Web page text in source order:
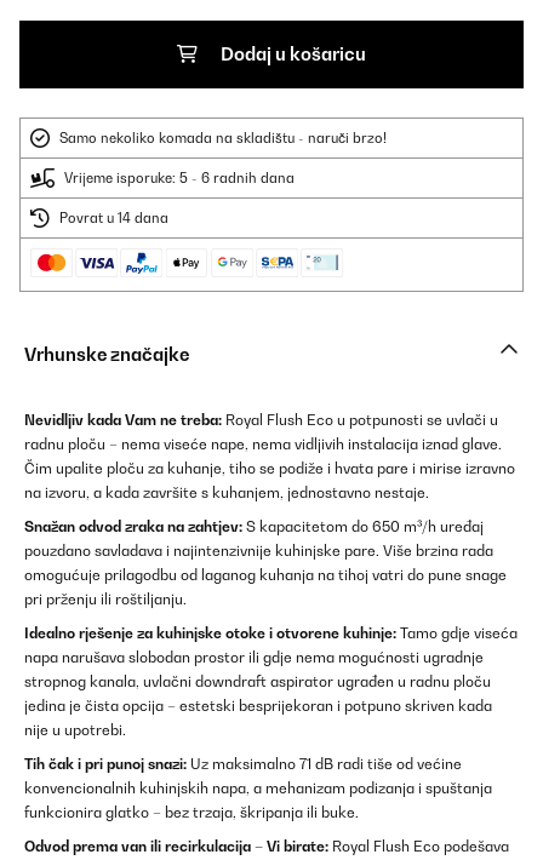
Dodaj u košaricu
Samo nekoliko komada na skladištu - naruči brzo!
Vrijeme isporuke: 5 - 6 radnih dana
Povrat u 14 dana
Vrhunske značajke
Nevidljiv kada Vam ne treba: Royal Flush Eco u potpunosti se uvlači u
radnu ploču – nema viseće nape, nema vidljivih instalacija iznad glave.
Čim upalite ploču za kuhanje, tiho se podiže i hvata pare i mirise izravno
na izvoru, a kada završite s kuhanjem, jednostavno nestaje.
Snažan odvod zraka na zahtjev: S kapacitetom do 650 m³/h uređaj
pouzdano savladava i najintenzivnije kuhinjske pare. Više brzina rada
omogućuje prilagodbu od laganog kuhanja na tihoj vatri do pune snage
pri prženju ili roštiljanju.
Idealno rješenje za kuhinjske otoke i otvorene kuhinje: Tamo gdje viseća
napa narušava slobodan prostor ili gdje nema mogućnosti ugradnje
stropnog kanala, uvlačni downdraft aspirator ugrađen u radnu ploču
jedina je čista opcija – estetski besprijekoran i potpuno skriven kada
nije u upotrebi.
Tih čak i pri punoj snazi: Uz maksimalno 71 dB radi tiše od većine
konvencionalnih kuhinjskih napa, a mehanizam podizanja i spuštanja
funkcionira glatko – bez trzaja, škripanja ili buke.
Odvod prema van ili recirkulacija – Vi birate: Royal Flush Eco podešava